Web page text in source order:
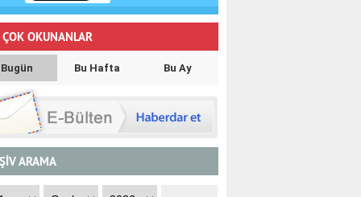
OKUNANLAR
Bugün Bu Hafta Bu Ay
ARAMA